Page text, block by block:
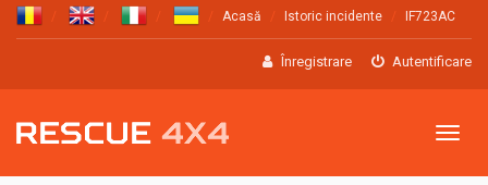
Acasă Istoric incidente IF723AC
Înregistrare Autentificare
Meniu